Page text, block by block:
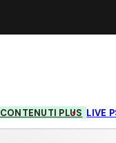
CONTENUTI PLUS LIVE